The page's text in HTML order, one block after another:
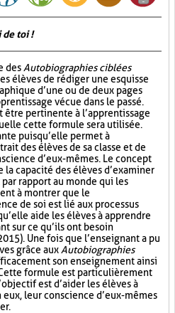
de toi !
des Autobiographies ciblées
élèves de rédiger une esquisse
d’une ou de deux pages
vécue dans le passé.
être pertinente à l’apprentissage
cette formule sera utilisée.
puisqu’elle permet à
des élèves de sa classe et de
d’eux-mêmes. Le concept
capacité des élèves d’examiner
rapport au monde qui les
à montrer que le
de soi est lié aux processus
aide les élèves à apprendre
sur ce qu’ils ont besoin
Une fois que l’enseignant a pu
grâce aux Autobiographies
son enseignement ainsi
formule est particulièrement
est d’aider les élèves à
leur conscience d’eux-mêmes